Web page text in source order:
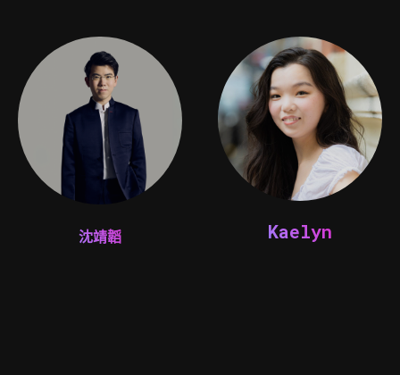
沈靖韜 Kaelyn